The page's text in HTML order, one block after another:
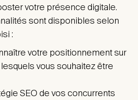
votre présence digitale.
sont disponibles selon
:
votre positionnement sur
vous souhaitez être
SEO de vos concurrents